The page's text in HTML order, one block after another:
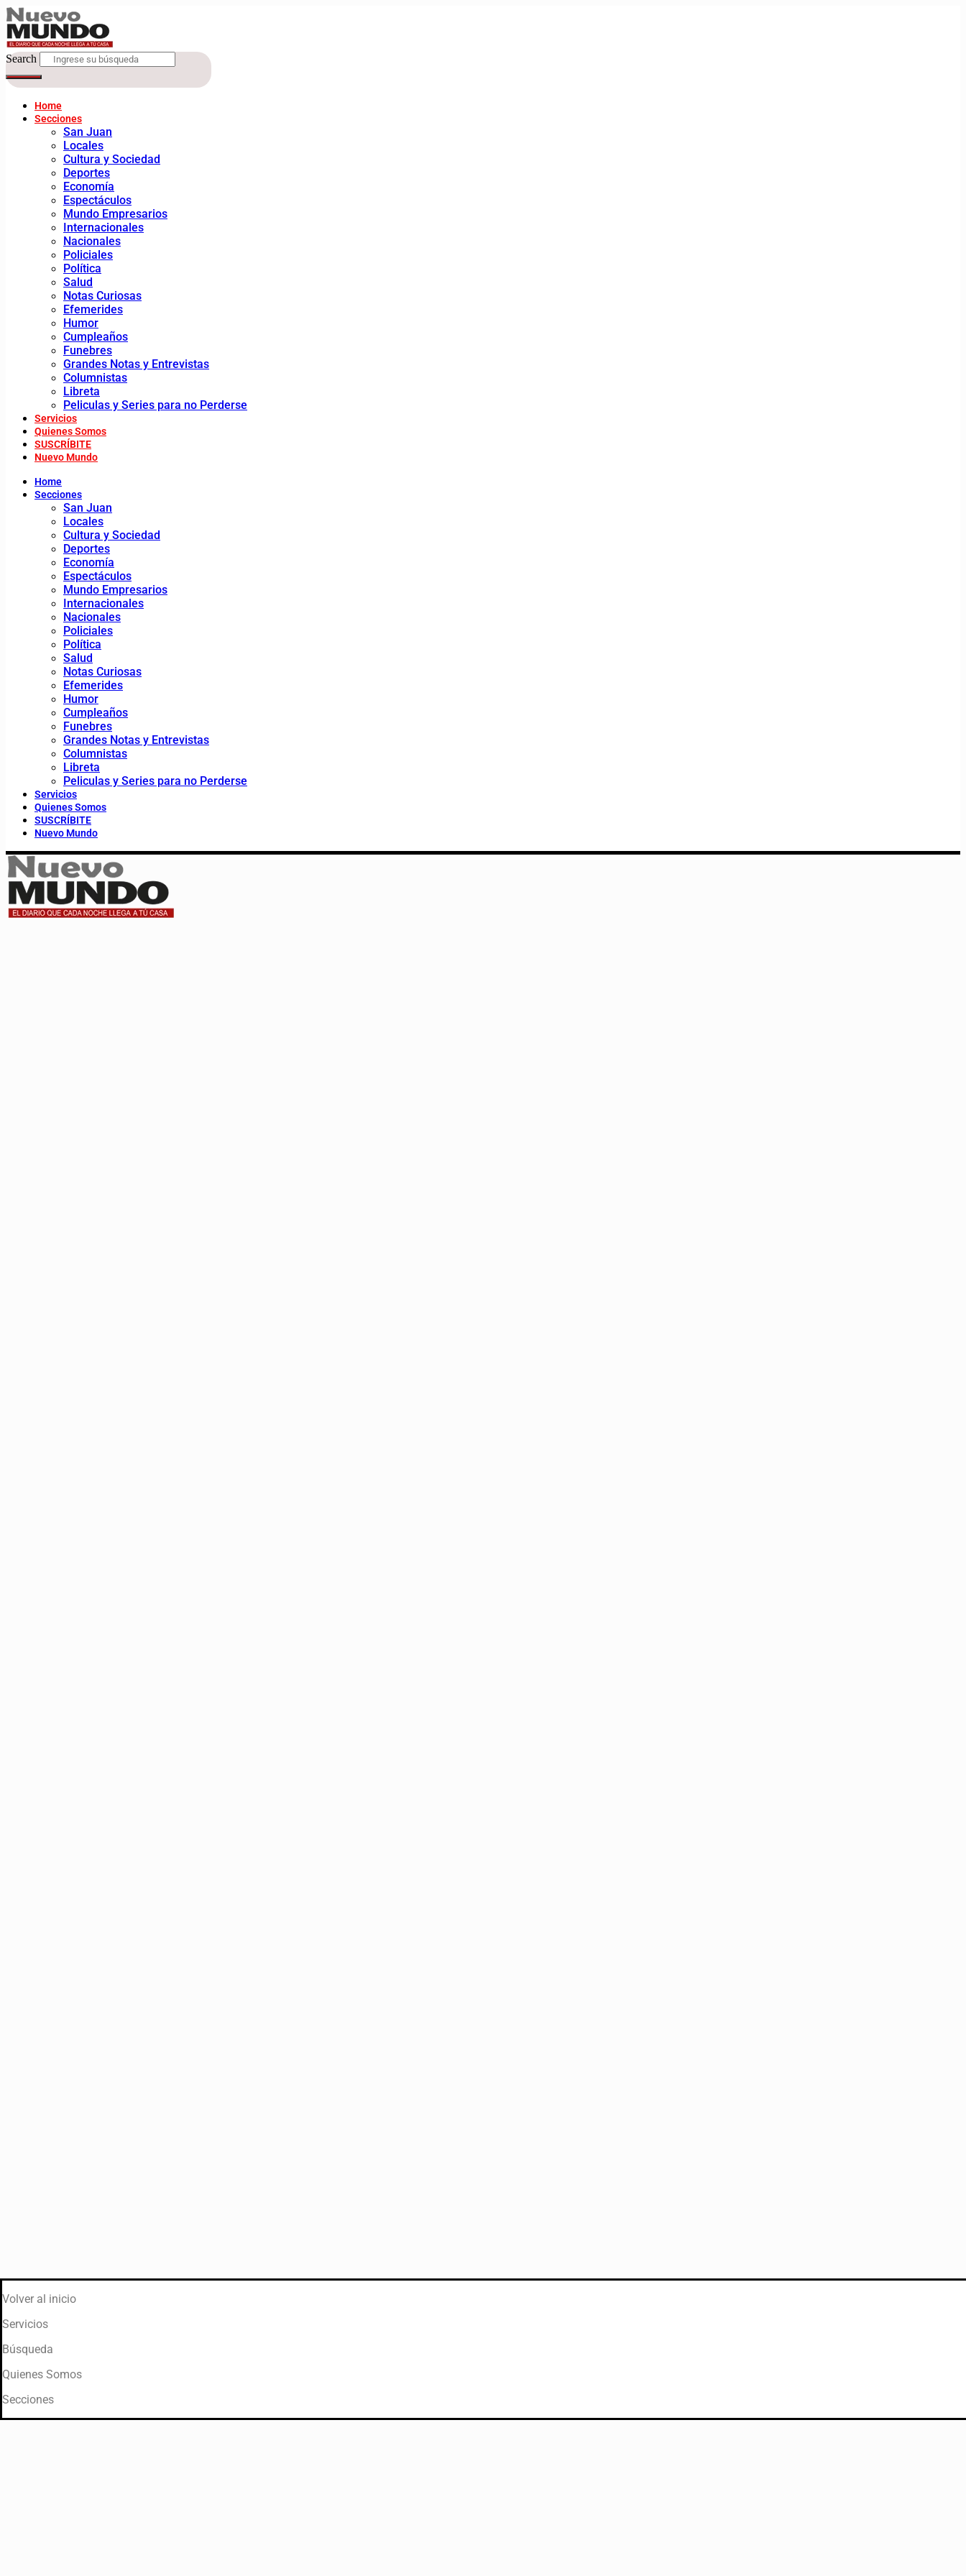
Search
Home
Secciones
San Juan
Locales
Cultura y Sociedad
Deportes
Economía
Espectáculos
Mundo Empresarios
Internacionales
Nacionales
Policiales
Política
Salud
Notas Curiosas
Efemerides
Humor
Cumpleaños
Funebres
Grandes Notas y Entrevistas
Columnistas
Libreta
Peliculas y Series para no Perderse
Servicios
Quienes Somos
SUSCRÍBITE
Nuevo Mundo
Home
Secciones
San Juan
Locales
Cultura y Sociedad
Deportes
Economía
Espectáculos
Mundo Empresarios
Internacionales
Nacionales
Policiales
Política
Salud
Notas Curiosas
Efemerides
Humor
Cumpleaños
Funebres
Grandes Notas y Entrevistas
Columnistas
Libreta
Peliculas y Series para no Perderse
Servicios
Quienes Somos
SUSCRÍBITE
Nuevo Mundo
Volver al inicio
Servicios
Búsqueda
Quienes Somos
Secciones